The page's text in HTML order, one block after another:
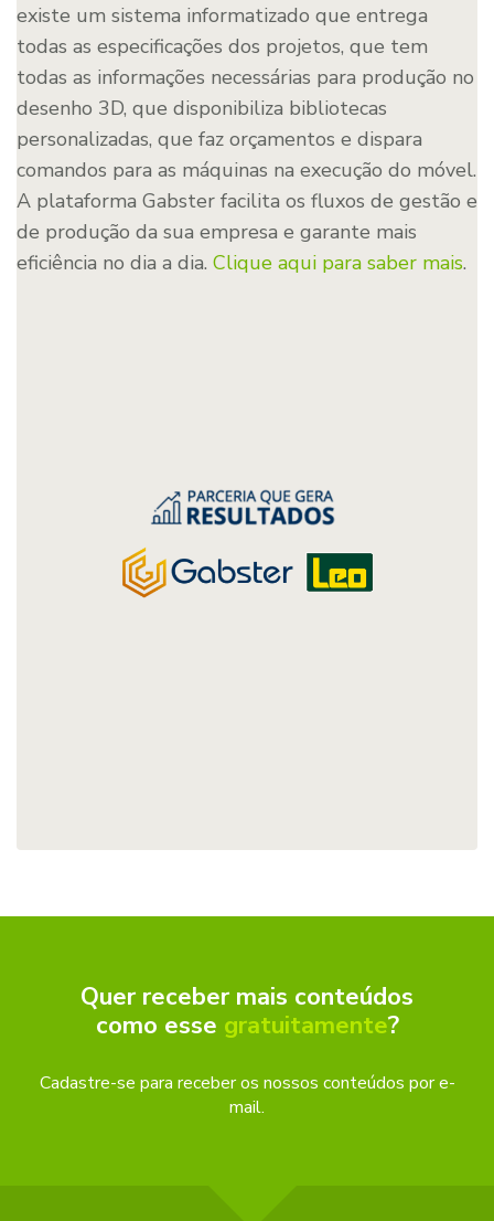
existe um sistema informatizado que entrega
todas as especificações dos projetos, que tem
todas as informações necessárias para produção no
desenho 3D, que disponibiliza bibliotecas
personalizadas, que faz orçamentos e dispara
comandos para as máquinas na execução do móvel.
A plataforma Gabster facilita os fluxos de gestão e
de produção da sua empresa e garante mais
eficiência no dia a dia. Clique aqui para saber mais.
Quer receber mais conteúdos
como esse gratuitamente?
Cadastre-se para receber os nossos conteúdos por e-
mail.